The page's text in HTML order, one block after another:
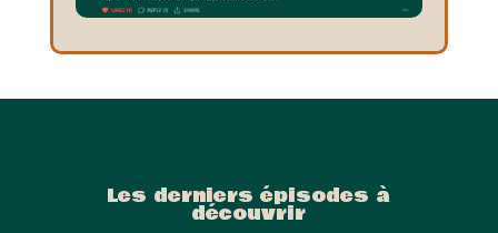
Les derniers épisodes à
découvrir